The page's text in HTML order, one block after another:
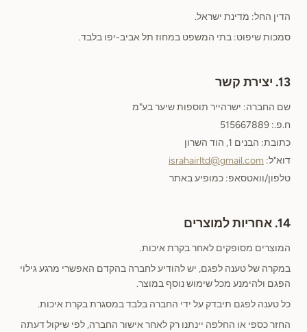
הדין החל: מדינת ישראל.
סמכות שיפוט: בתי המשפט במחוז תל אביב-יפו בלבד.
13. יצירת קשר
שם החברה: ישרהייר תוספות שיער בע"מ
ח.פ.: 515667889
כתובת: הבנים 1, הוד השרון
דוא"ל: israhairltd@gmail.com
טלפון/וואטסאפ: כמופיע באתר
14. אחריות למוצרים
המוצרים מסופקים לאחר בקרת איכות.
במקרה של טענה לפגם, יש להודיע לחברה בהקדם האפשרי מרגע גילוי
הפגם ולהימנע מכל שימוש נוסף במוצר.
כל טענה לפגם תיבדק על ידי החברה בלבד במסגרת בקרת איכות.
החזר כספי או החלפה יינתנו רק לאחר אישור החברה, לפי שיקול דעתה